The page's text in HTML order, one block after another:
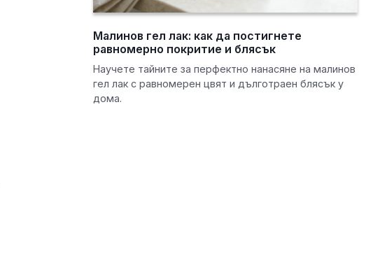
Малинов гел лак: как да постигнете
равномерно покритие и блясък
Научете тайните за перфектно нанасяне на малинов
гел лак с равномерен цвят и дълготраен блясък у
дома.